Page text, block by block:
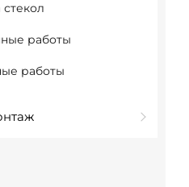
работы
работы